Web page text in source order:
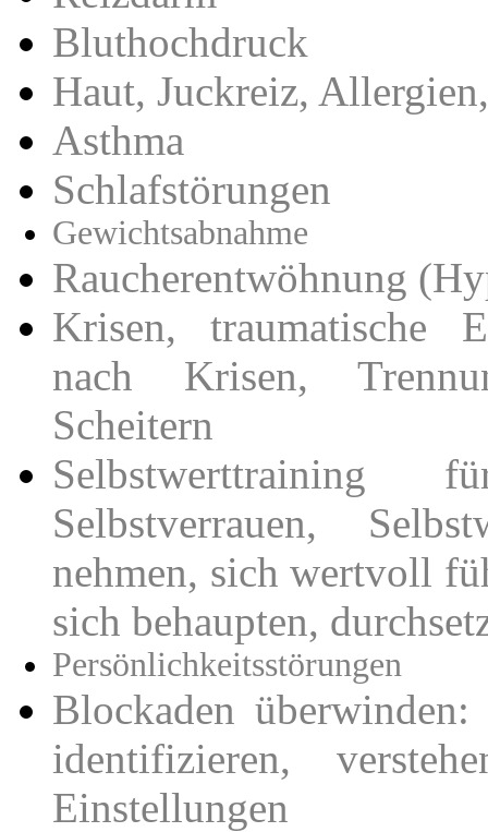
Bluthochdruck
Haut, Juckreiz,
Asthma
Schlafstörungen
Gewichtsabnahme
Raucherentwöhnung
Krisen, traumatische
nach Krisen,
Scheitern
Selbstwerttraining
Selbstverrauen,
nehmen, sich wertvoll
sich behaupten,
Persönlichkeitsstörungen
Blockaden
identifizieren,
Einstellungen